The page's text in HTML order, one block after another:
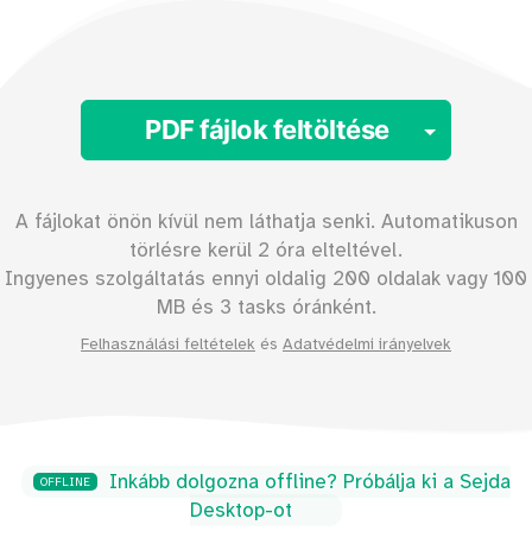
PDF fájlok feltöltése Toggle
A fájlokat önön kívül nem láthatja senki. Automatikuson
törlésre kerül 2 óra elteltével.
Ingyenes szolgáltatás ennyi oldalig 200 oldalak vagy 100
MB és 3 tasks óránként.
Felhasználási feltételek és Adatvédelmi irányelvek
OFFLINE
Inkább dolgozna offline? Próbálja ki a Sejda
Desktop-ot